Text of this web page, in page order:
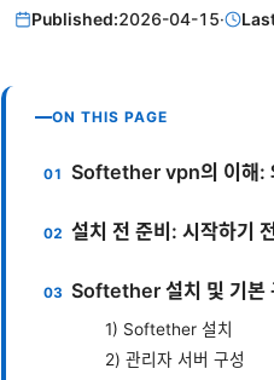
Published:2026-04-15·
ON THIS PAGE
Softether vpn의 이해:
설치 전 준비: 시작하기
Softether 설치 및 기본
1) Softether 설치
2) 관리자 서버 구성